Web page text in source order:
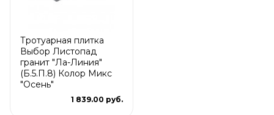
Тротуарная плитка
Выбор Листопад
гранит "Ла-Линия"
(Б.5.П.8) Колор Микс
"Осень"
1 839.00 руб.